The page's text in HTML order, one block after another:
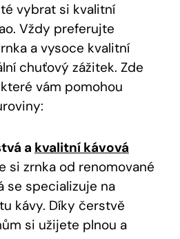
vybrat ​si kvalitní
Vždy preferujte
a vysoce kvalitní
chuťový‍ zážitek. ⁢Zde
vám pomohou
a kvalitní kávová
⁣si zrnka od renomované
se specializuje na
kávy. Díky čerstvě
si užijete plnou a